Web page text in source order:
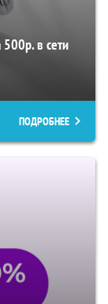
500р. в сети
ПОДРОБНЕЕ